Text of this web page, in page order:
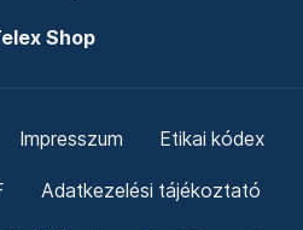
Shop
Impresszum Etikai kódex
Adatkezelési tájékoztató